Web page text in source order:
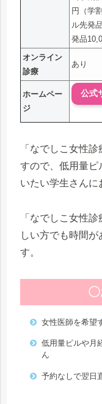
円（学
ル先発
発品
オンライン
診療
あり
ホームペー
ジ
公式
「なでしこ女性
すので、低用量ピ
いたい学生さんに
「なでしこ女性
しい方でも時間
す。
女性医師を希望
低用量ピルや月
ん
予約なしで翌日